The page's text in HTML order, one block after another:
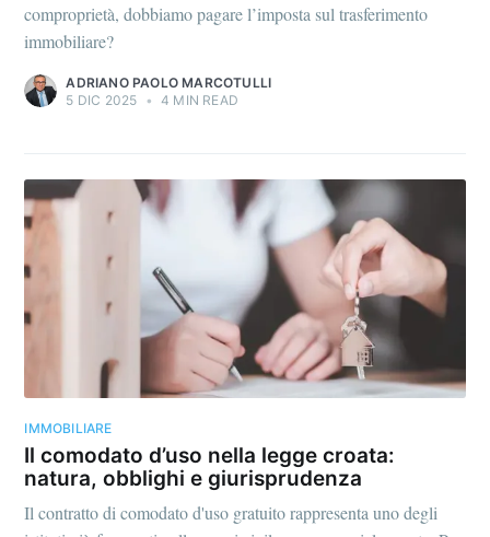
comproprietà, dobbiamo pagare l’imposta sul trasferimento
immobiliare?
ADRIANO PAOLO MARCOTULLI
5 DIC 2025 • 4 MIN READ
IMMOBILIARE
Il comodato d’uso nella legge croata:
natura, obblighi e giurisprudenza
Il contratto di comodato d'uso gratuito rappresenta uno degli